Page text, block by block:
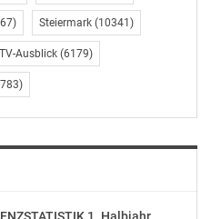
UNTER
VERANTWORTUNG
Service GmbH und
Steiermark (10341)
TV-Ausblick (6179)